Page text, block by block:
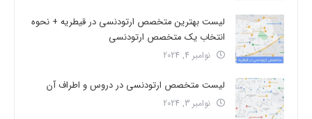
لیست بهترین متخصص ارتودنسی در قیطریه + نحوه
انتخاب یک متخصص ارتودنسی
نوامبر 4, 2024
لیست متخصص ارتودنسی در دروس و اطراف آن
نوامبر 3, 2024